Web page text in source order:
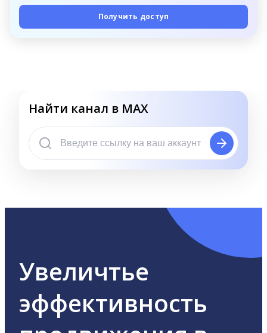
Получить доступ
Найти канал в MAX
Увеличтье
эффективность